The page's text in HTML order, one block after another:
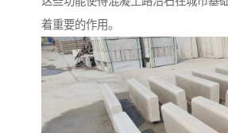
着重要的作用。